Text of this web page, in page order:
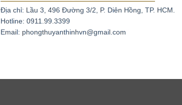
Địa chỉ: Lầu 3, 496 Đường 3/2, P. Diên Hồng, TP. HCM.
Hotline: 0911.99.3399
Email: phongthuyanthinhvn@gmail.com